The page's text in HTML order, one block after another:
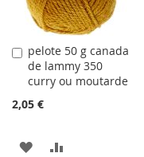
pelote 50 g canada
de lammy 350
curry ou moutarde
2,05 €
Ajouter
au
panier
AJOUTER